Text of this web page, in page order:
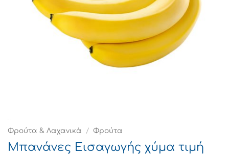
Φρούτα & Λαχανικά / Φρούτα
Μπανάνες Εισαγωγής χύμα τιμή